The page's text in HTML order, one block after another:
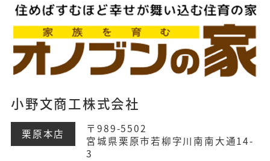
小野文商工株式会社
栗原本店
〒989-5502
宮城県栗原市若柳字川南南大通14-
3